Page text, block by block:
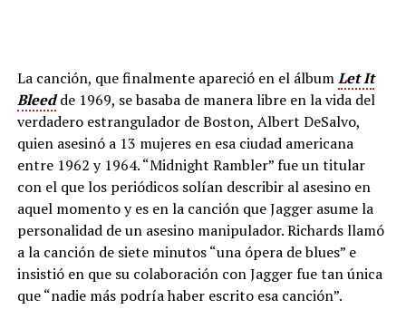
La canción, que finalmente apareció en el álbumLet It
Bleedde 1969, se basaba de manera libre en la vida del
verdadero estrangulador de Boston, Albert DeSalvo,
quien asesinó a 13 mujeres en esa ciudad americana
entre 1962 y 1964. “Midnight Rambler” fue un titular
con el que los periódicos solían describir al asesino en
aquel momento y es en la canción que Jagger asume la
personalidad de un asesino manipulador. Richards llamó
a la canción de siete minutos “una ópera de blues” e
insistió en que su colaboración con Jagger fue tan única
que “nadie más podría haber escrito esa canción”.